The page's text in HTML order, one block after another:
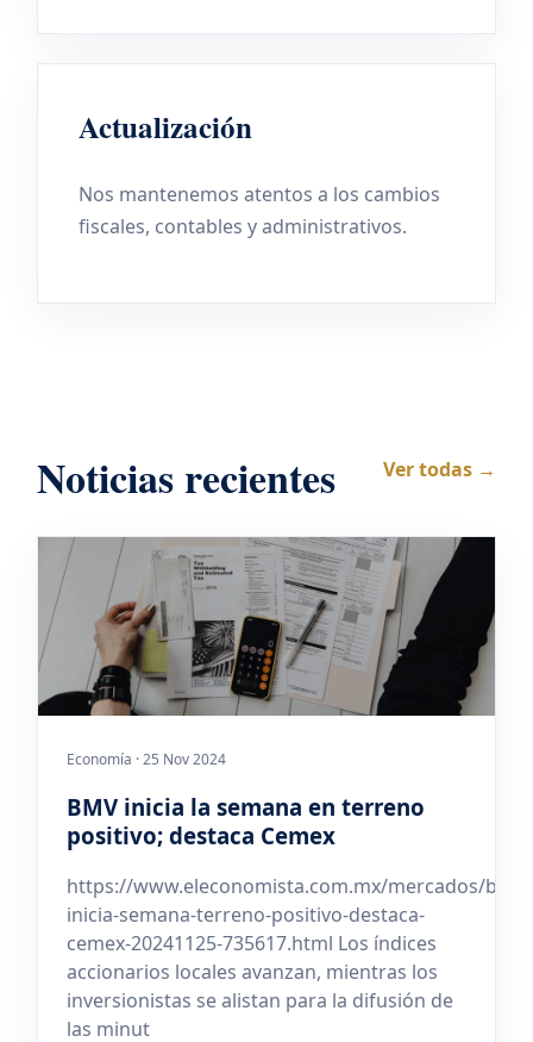
Actualización
Nos mantenemos atentos a los cambios
fiscales, contables y administrativos.
Noticias recientes Ver todas →
Economía · 25 Nov 2024
BMV inicia la semana en terreno
positivo; destaca Cemex
https://www.eleconomista.com.mx/mercados/bmv-
inicia-semana-terreno-positivo-destaca-
cemex-20241125-735617.html Los índices
accionarios locales avanzan, mientras los
inversionistas se alistan para la difusión de
las minut